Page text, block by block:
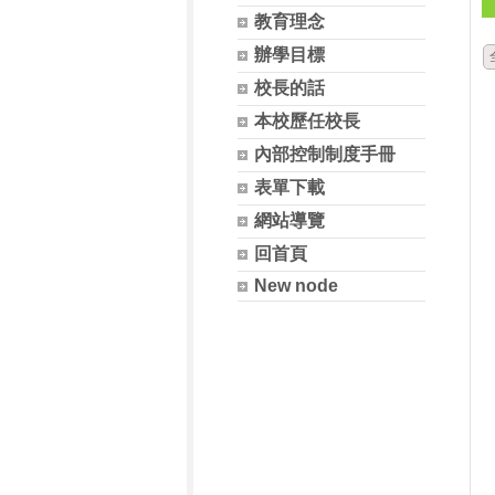
教育理念
辦學目標
校長的話
本校歷任校長
內部控制制度手冊
表單下載
網站導覽
回首頁
New node